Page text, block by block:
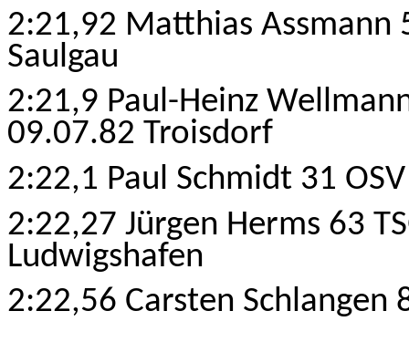
2:21,92 Matthias Assmann
Saulgau
2:21,9 Paul-Heinz
09.07.82 Troisdorf
2:22,1 Paul Schmidt 31
2:22,27 Jürgen Herms 63
Ludwigshafen
2:22,56 Carsten Schlangen